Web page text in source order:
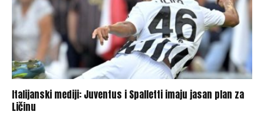
Italijanski mediji: Juventus i Spalletti imaju jasan plan za
Ličinu